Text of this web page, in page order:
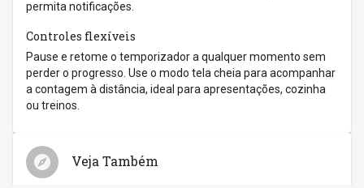
permita notificações.
Controles flexíveis
Pause e retome o temporizador a qualquer momento sem
perder o progresso. Use o modo tela cheia para acompanhar
a contagem à distância, ideal para apresentações, cozinha
ou treinos.
Veja Também